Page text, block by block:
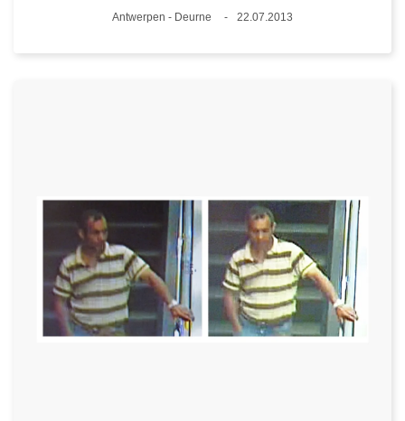
Standort
Antwerpen - Deurne
22.07.2013